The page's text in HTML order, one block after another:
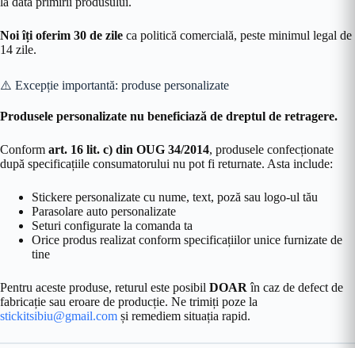
Noi îți oferim 30 de zile ca politică comercială, peste minimul legal de
14 zile.
⚠️ Excepție importantă: produse personalizate
Produsele personalizate nu beneficiază de dreptul de retragere.
Conform art. 16 lit. c) din OUG 34/2014, produsele confecționate
după specificațiile consumatorului nu pot fi returnate. Asta include:
Stickere personalizate cu nume, text, poză sau logo-ul tău
Parasolare auto personalizate
Seturi configurate la comanda ta
Orice produs realizat conform specificațiilor unice furnizate de
tine
Pentru aceste produse, returul este posibil DOAR în caz de defect de
fabricație sau eroare de producție. Ne trimiți poze la
stickitsibiu@gmail.com și remediem situația rapid.